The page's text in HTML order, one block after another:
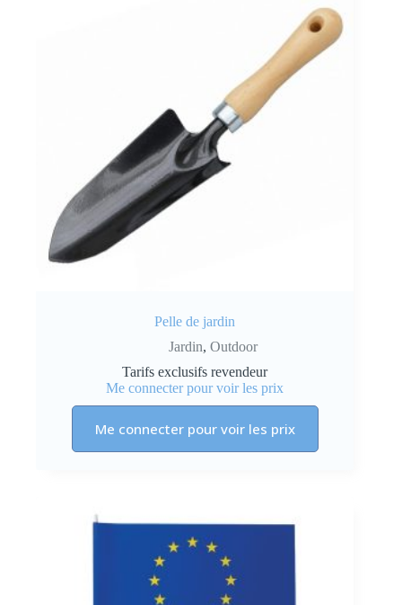
Pelle de jardin
Jardin, Outdoor
Tarifs exclusifs revendeur
Me connecter pour voir les prix
Me connecter pour voir les prix